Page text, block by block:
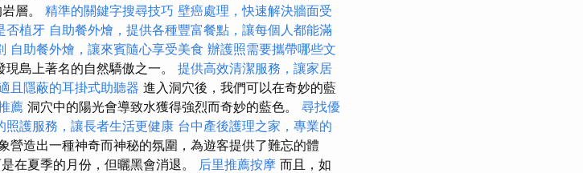
層。 精準的關鍵字搜尋技巧 壁癌處理，快速解決牆面受
否植牙 自助餐外燴，提供各種豐富餐點，讓每個人都能滿
自助餐外燴，讓來賓隨心享受美食 辦護照需要攜帶哪些文
島上著名的自然驕傲之一。 提供高效清潔服務，讓家居
且隱蔽的耳掛式助聽器 進入洞穴後，我們可以在奇妙的藍
薦 洞穴中的陽光會導致水獲得強烈而奇妙的藍色。 尋找優
照護服務，讓長者生活更健康 台中產後護理之家，專業的
營造出一種神奇而神秘的氛圍，為遊客提供了難忘的體
在夏季的月份，但曬黑會消退。
后里推薦按摩 而且，如